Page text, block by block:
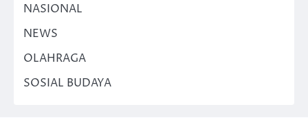
NASIONAL
NEWS
OLAHRAGA
SOSIAL BUDAYA